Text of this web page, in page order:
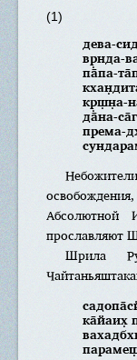
(1)
дева-
вр̣нда-
па̄па-
кр̣ш̣н̣а-
да̄на-
према-
Абсолютной
прославляют
Шрила
ка̄йаих̣